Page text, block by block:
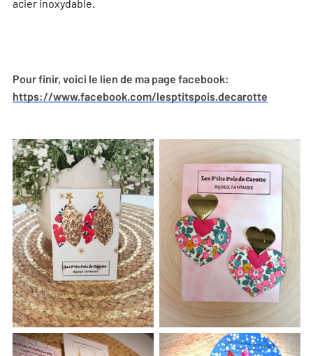
acier inoxydable.
Pour finir, voici le lien de ma page facebook:
https://www.facebook.com/lesptitspois.decarotte